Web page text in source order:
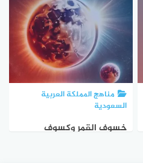
مناهج المملكة العربية
السعودية
خسوف القمر وكسوف